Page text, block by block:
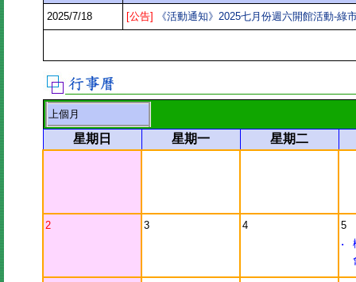
2025/7/18 [公告] 《活動通知》2025七月份週六開館活動-綠
上個月
星期日 星期一 星期二
2 3 4 5
‧